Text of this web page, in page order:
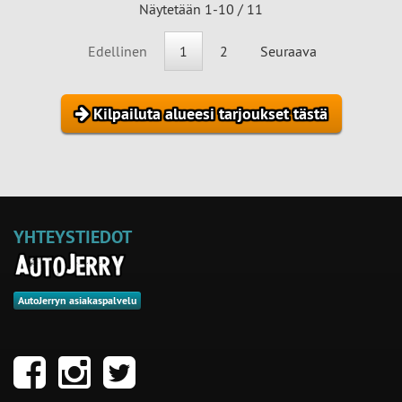
Näytetään 1-10 / 11
Edellinen 1 2 Seuraava
Kilpailuta alueesi tarjoukset tästä
YHTEYSTIEDOT
AutoJerryn asiakaspalvelu